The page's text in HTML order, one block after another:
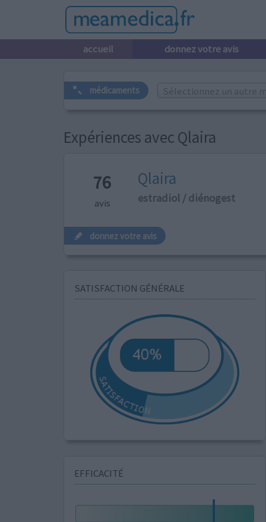
accueil donnez votre avis
médicaments Sélectionnez un autre
Expériences avec Qlaira
76
avis
Qlaira
estradiol / diénogest
donnez votre avis
SATISFACTION GÉNÉRALE
EFFICACITÉ